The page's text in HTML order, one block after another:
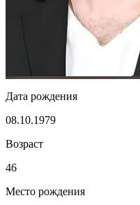
Дата рождения
08.10.1979
Возраст
46
Место рождения